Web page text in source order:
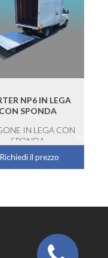
NP6 IN LEGA
CON SPONDA
IN LEGA CON
SPONDA
Richiedi il prezzo